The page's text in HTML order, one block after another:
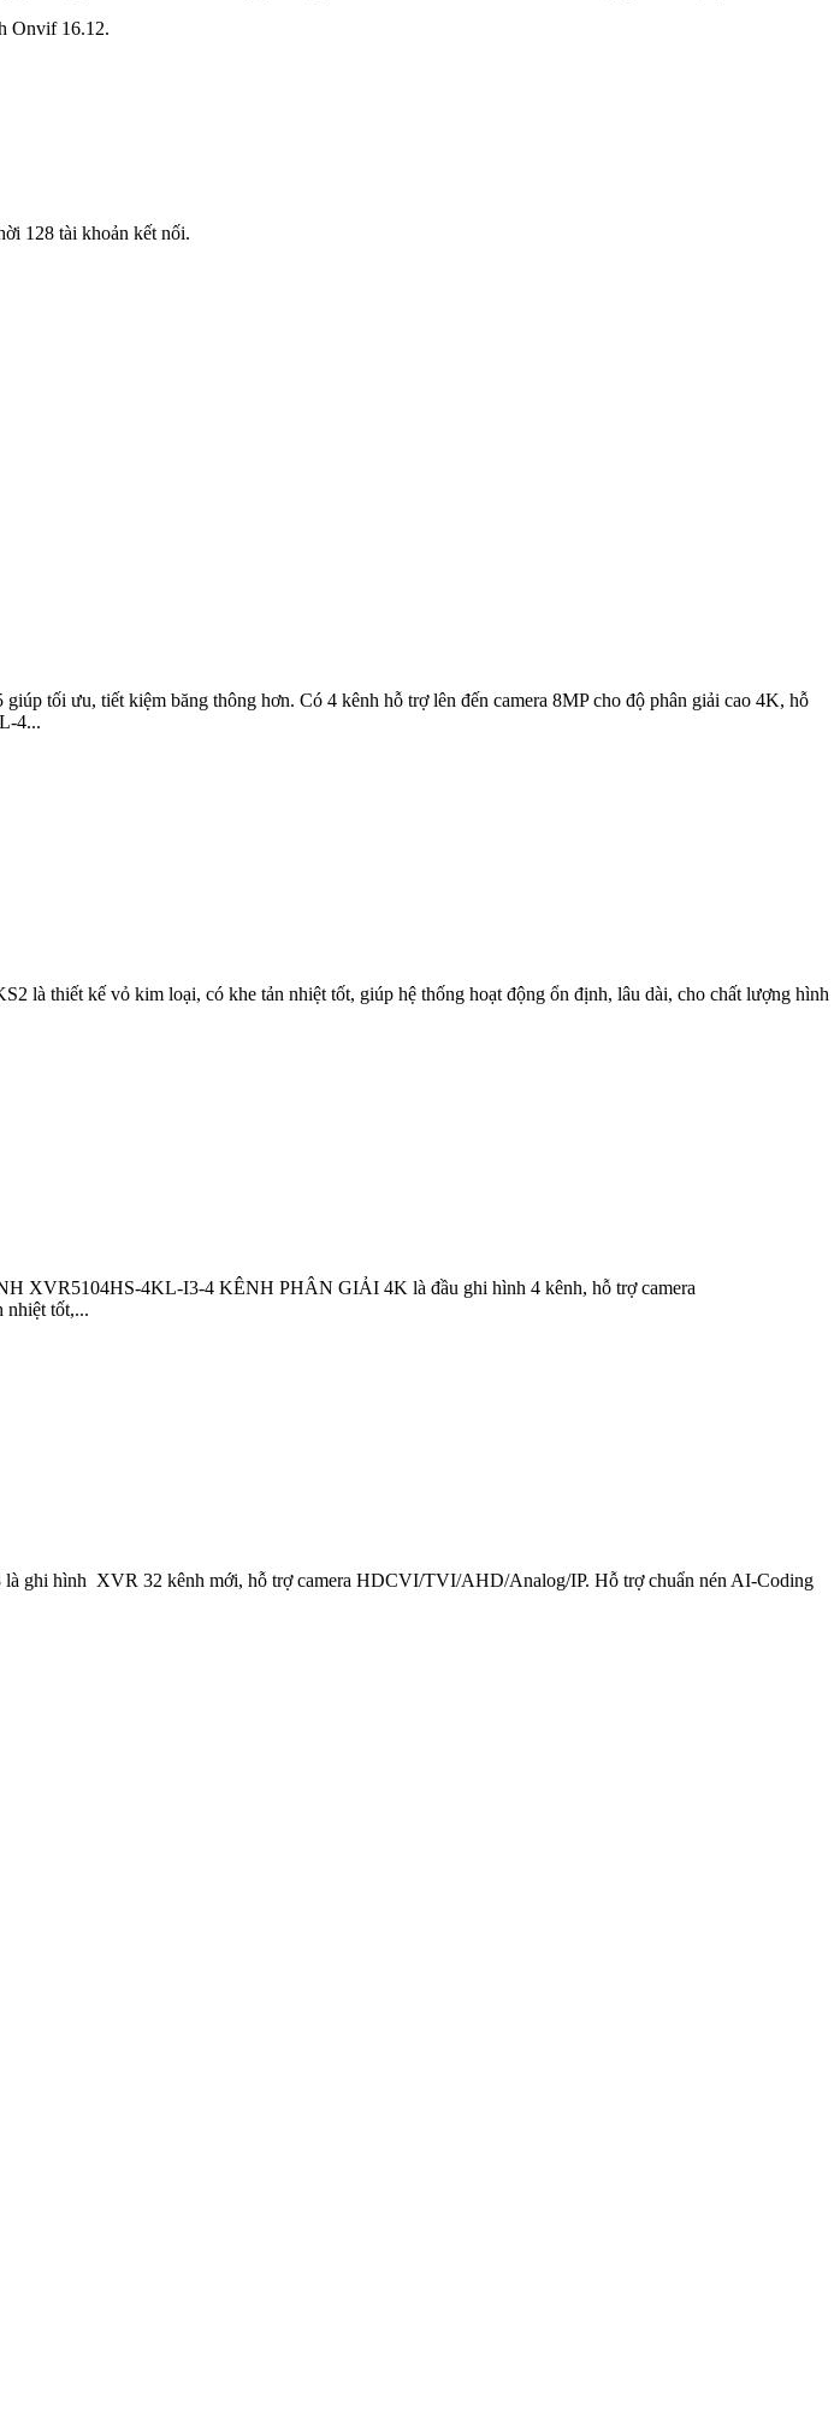
Onvif 16.12.
128 tài khoản kết nối.
tối ưu, tiết kiệm băng thông hơn. Có 4 kênh hỗ trợ lên đến camera 8MP cho độ phân giải cao 4K, hỗ
4...
kế vỏ kim loại, có khe tản nhiệt tốt, giúp hệ thống hoạt động ổn định, lâu dài, cho chất lượng hình
4KL-I3-4 KÊNH PHÂN GIẢI 4K là đầu ghi hình 4 kênh, hỗ trợ camera
tốt,...
hình XVR 32 kênh mới, hỗ trợ camera HDCVI/TVI/AHD/Analog/IP. Hỗ trợ chuẩn nén AI-Coding